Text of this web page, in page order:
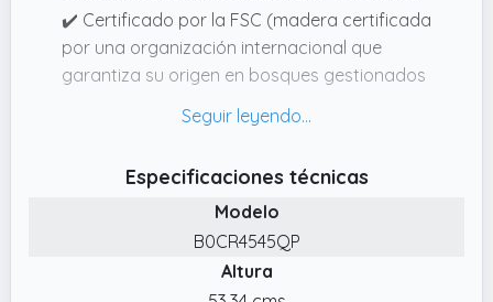
✔️ Certificado por la FSC (madera certificada
por una organización internacional que
garantiza su origen en bosques gestionados
limpiar con un paño húmedo.
rectas, ideal para comedores actuales.
Fabricada con aglomerado de alta
densidad, melamina de calidad y de larga
Especificaciones técnicas
Modelo
B0CR4545QP
Altura